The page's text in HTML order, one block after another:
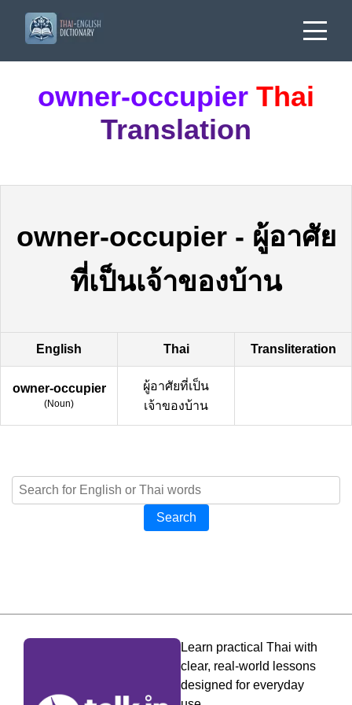
owner-occupier Thai
Translation
owner-occupier- ผู้อาศัย
ที่เป็นเจ้าของบ้าน
English Thai Transliteration
owner-occupier
(Noun)
ผู้อาศัยที่เป็น
เจ้าของบ้าน
Search
Learn practical Thai with
clear, real-world lessons
designed for everyday